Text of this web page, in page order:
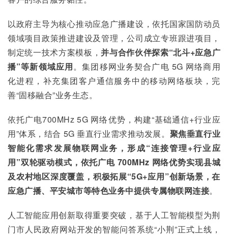
以政府主导为核心推动应急广播建设，依托国家国防动员
领域项目政策推进建设及管理，公司成立专班跟进项目，
制定统一技术方案模板，并与合作伙伴探索“北斗+应急广
播”等新领域应用。集团移网业务契合广电 5G 网络商用
化进程，补充集团客户通信服务中的移动网络板块，完
善“固移融合”业务生态。
依托广电700MHz 5G 网络优势，构建“基础通信+行业应
用”体系，结合 5G 垂直行业需求推动发展。 聚焦垂直行业
智能化需求发展物联网业务，形成“连接管理+行业应
用”双轮驱动模式，依托广电 700MHz 网络优势实现县城
及农村地区深度覆盖，积极拓展“5G+应用”创新场景，在
应急广播、平安城市等特色业务中提供专属物联网连接。
人工智能应用创新取得重要突破，基于人工智能模型为荆
门市人民政府网站开发的智能问答系统“小荆”正式上线，